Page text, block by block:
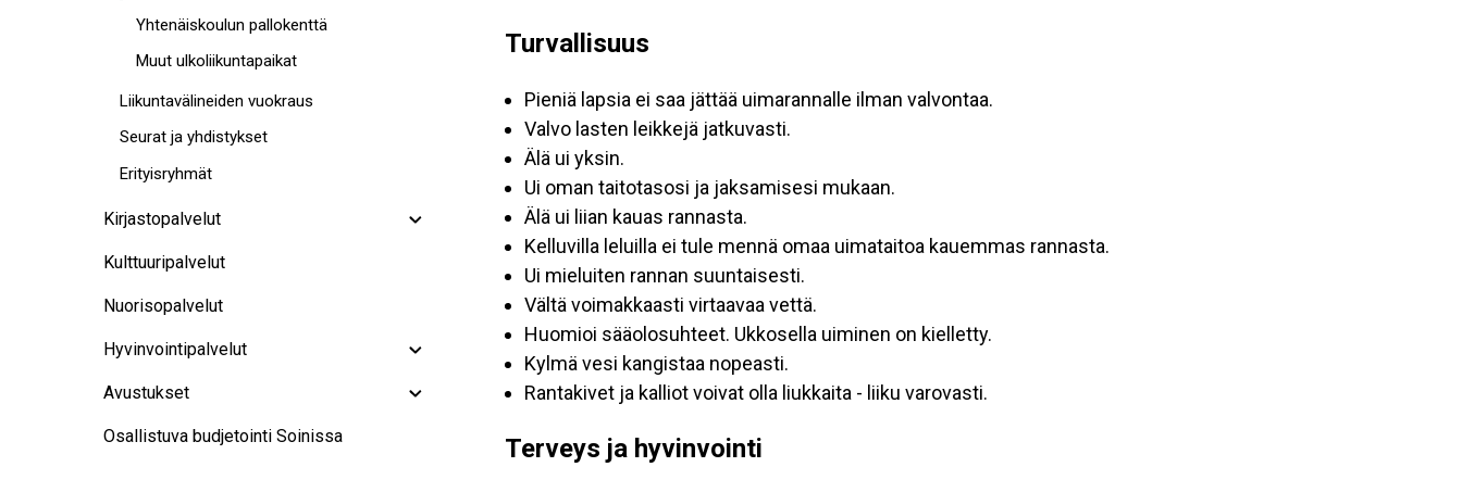
Yhtenäiskoulun pallokenttä
Muut ulkoliikuntapaikat
Liikuntavälineiden vuokraus
Seurat ja yhdistykset
Erityisryhmät
Kirjastopalvelut
Kulttuuripalvelut
Nuorisopalvelut
Hyvinvointipalvelut
Avustukset
Osallistuva budjetointi Soinissa
Turvallisuus
Pieniä lapsia ei saa jättää uimarannalle ilman valvontaa.
Valvo lasten leikkejä jatkuvasti.
Älä ui yksin.
Ui oman taitotasosi ja jaksamisesi mukaan.
Älä ui liian kauas rannasta.
Kelluvilla leluilla ei tule mennä omaa uimataitoa kauemmas rannasta.
Ui mieluiten rannan suuntaisesti.
Vältä voimakkaasti virtaavaa vettä.
Huomioi sääolosuhteet. Ukkosella uiminen on kielletty.
Kylmä vesi kangistaa nopeasti.
Rantakivet ja kalliot voivat olla liukkaita - liiku varovasti.
Terveys ja hyvinvointi